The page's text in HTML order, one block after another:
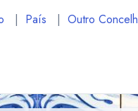
| País | Outro